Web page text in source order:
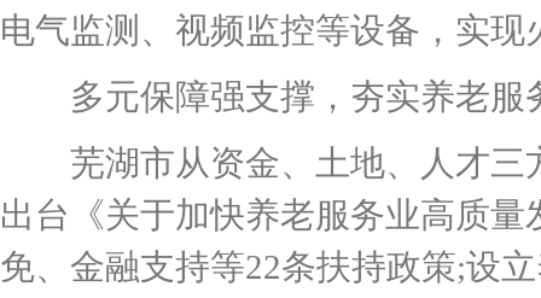
电气监测、视频监控等设备，实
多元保障强支撑，夯实养老服
芜湖市从资金、土地、人才三
出台《关于加快养老服务业高质
免、金融支持等22条扶持政策;设